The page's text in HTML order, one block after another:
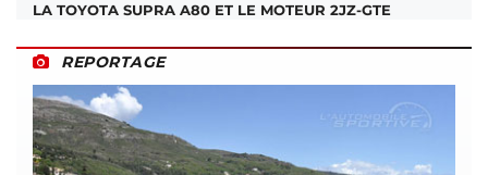
LA TOYOTA SUPRA A80 ET LE MOTEUR 2JZ-GTE
REPORTAGE